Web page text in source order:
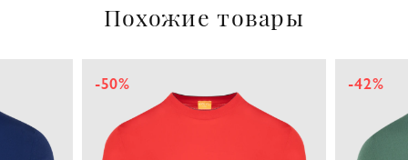
Похожие товары
-50% -42%